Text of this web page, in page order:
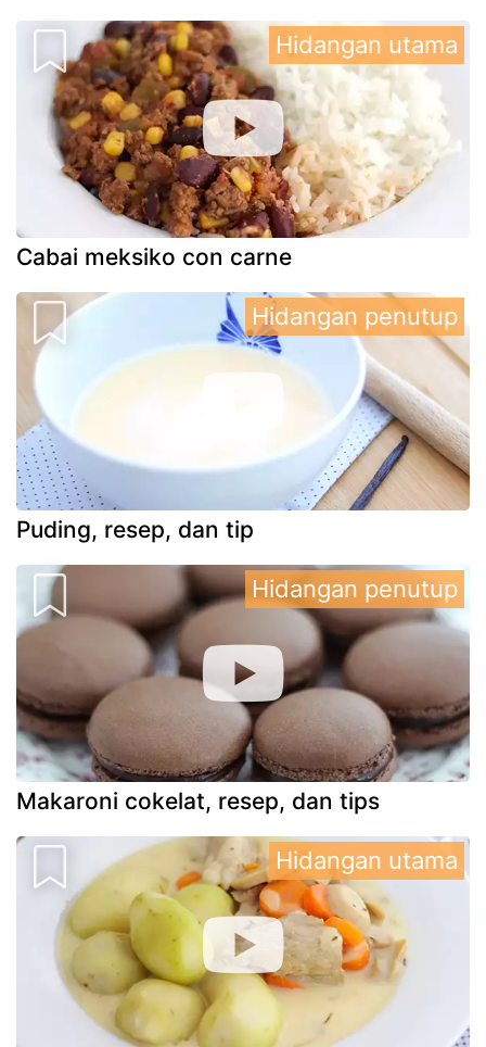
Cabai meksiko con carne
Hidangan utama
Puding, resep, dan tip
Hidangan penutup
Makaroni cokelat, resep, dan tips
Hidangan penutup
Hidangan utama